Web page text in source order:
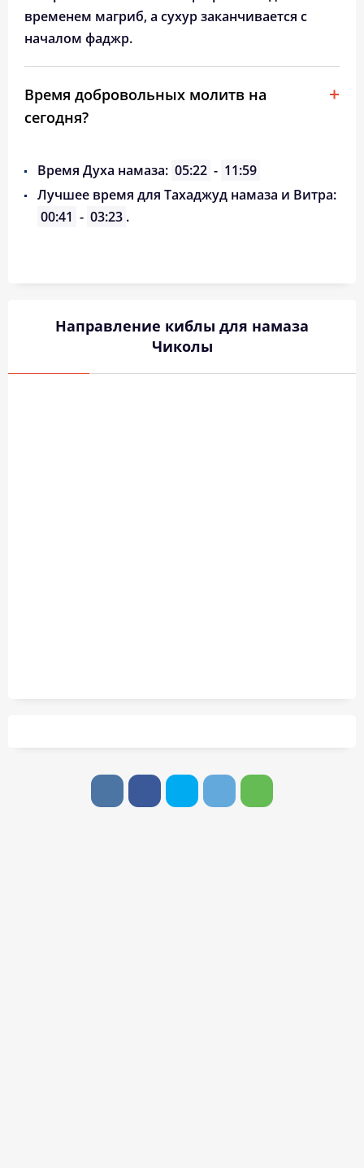
временем магриб, а сухур заканчивается с
началом фаджр.
Время добровольных молитв на
сегодня?
Время Духа намаза: 05:22 - 11:59
Лучшее время для Тахаджуд намаза и Витра:
00:41 - 03:23 .
Направление киблы для намаза
Чиколы